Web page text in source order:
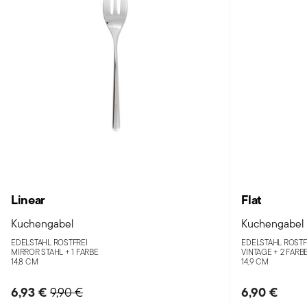
Linear
Kuchengabel
EDELSTAHL ROSTFREI
MIRROR STAHL +1 FARBE
14,8 CM
6,93 € Price reduced from
9,90 €to
Flat
Kuchengabel
EDELSTAHL
VINTAGE + 2
14,9 CM
6,90 €